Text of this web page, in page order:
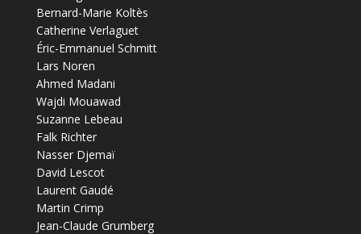
Bernard-Marie Koltès
Catherine Verlaguet
Éric-Emmanuel Schmitt
Lars Noren
Ahmed Madani
Wajdi Mouawad
Suzanne Lebeau
Falk Richter
Nasser Djemaï
David Lescot
Laurent Gaudé
Martin Crimp
Jean-Claude Grumberg